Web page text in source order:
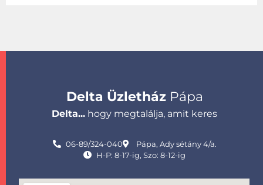
Delta ÜzletházPápa
Delta... hogy megtalálja, amit keres
06-89/324-040
Pápa, Ady sétány 4/a.
H-P: 8-17-ig, Szo: 8-12-ig